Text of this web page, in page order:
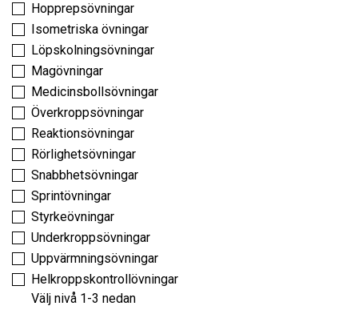
Hopprepsövningar
Isometriska övningar
Löpskolningsövningar
Magövningar
Medicinsbollsövningar
Överkroppsövningar
Reaktionsövningar
Rörlighetsövningar
Snabbhetsövningar
Sprintövningar
Styrkeövningar
Underkroppsövningar
Uppvärmningsövningar
Helkroppskontrollövningar
Välj nivå 1-3 nedan